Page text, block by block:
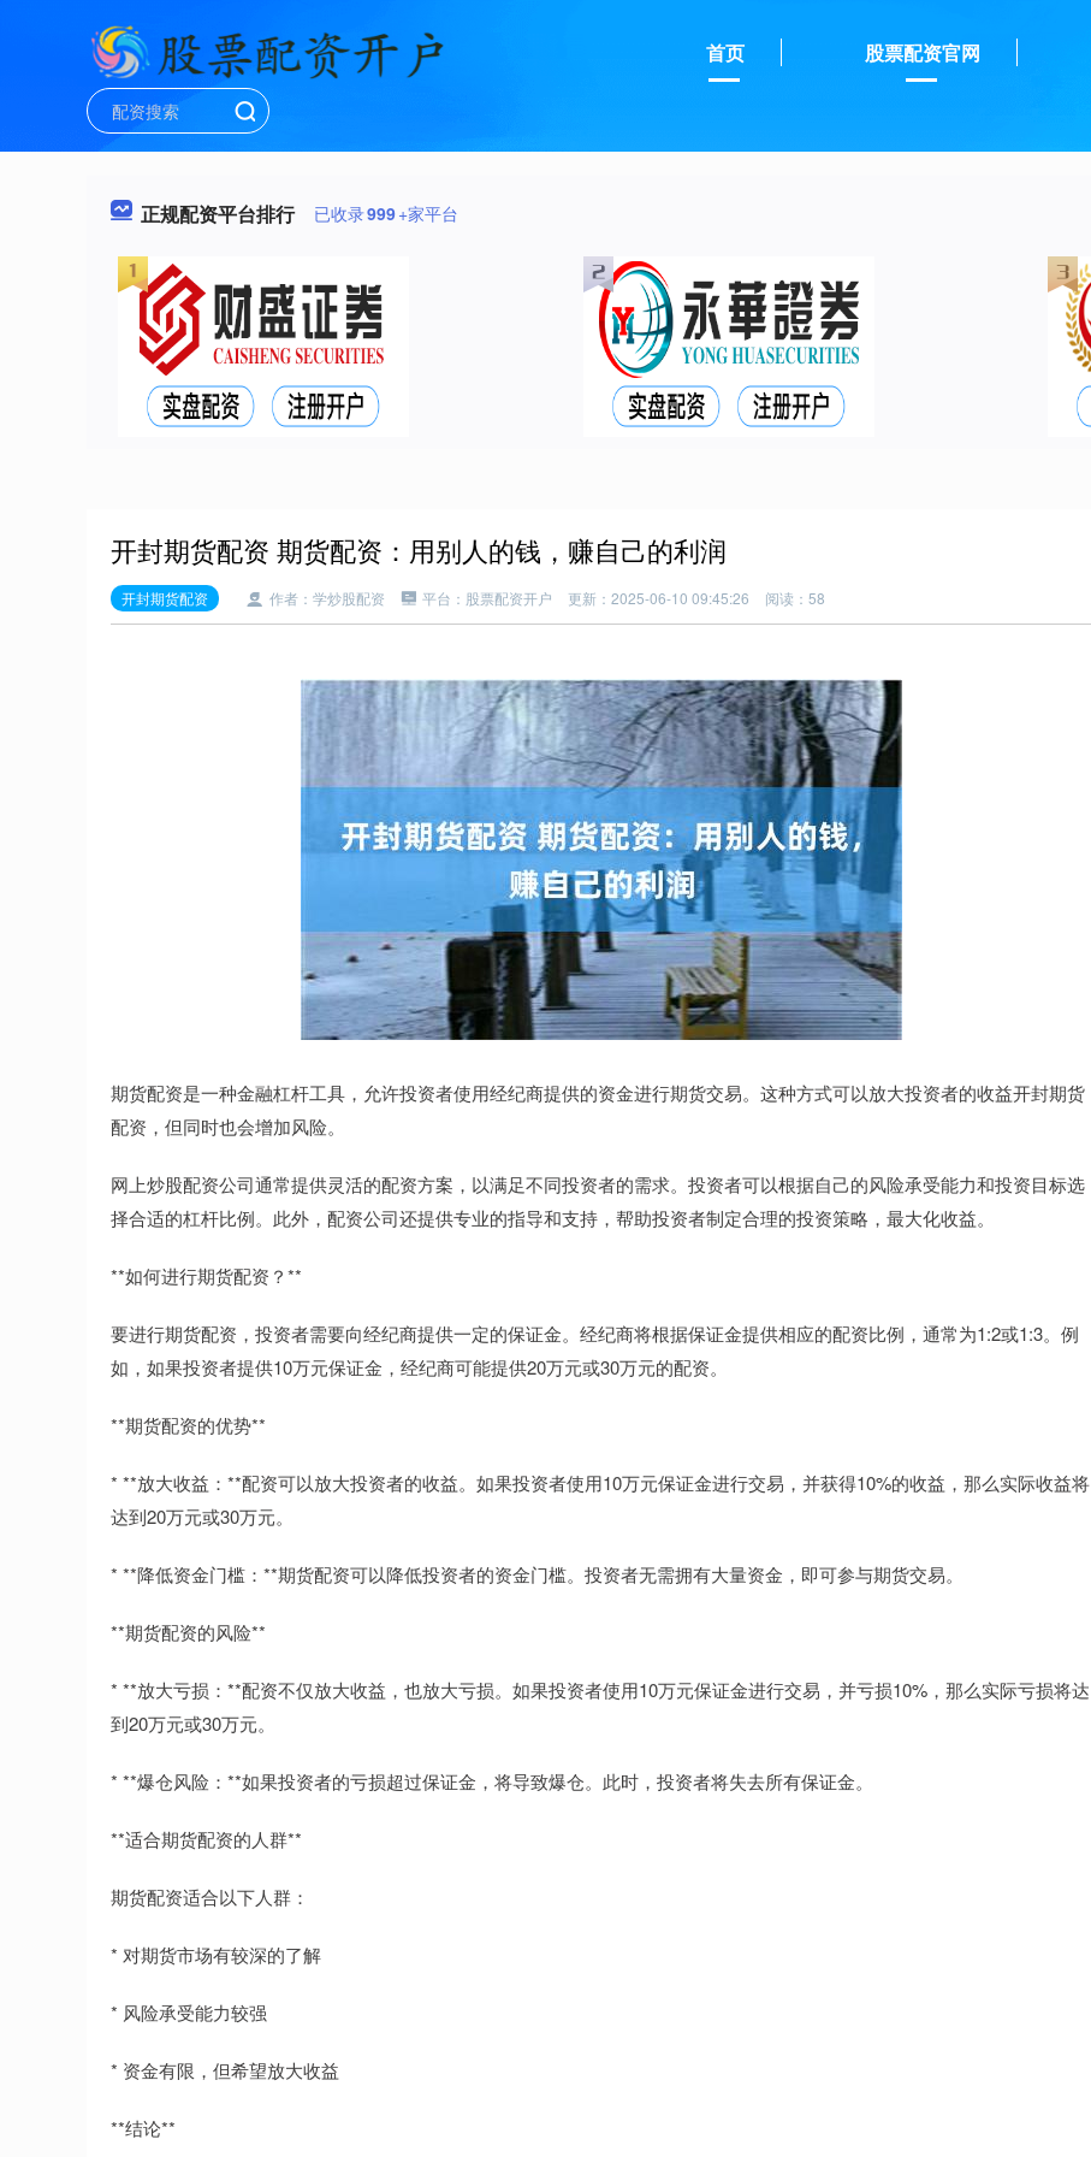
首页 股票配资官网
正规配资平台排行 已收录999+家平台
开封期货配资 期货配资：用别人的钱，赚自己的利润
开封期货配资 作者：学炒股配资 平台：股票配资开户 更新：2025-06-10 09:45:26 阅读：58
期货配资是一种金融杠杆工具，允许投资者使用经纪商提供的资金进行期货交易。这种方式可以放大投资者的收益开封期货
配资，但同时也会增加风险。
网上炒股配资公司通常提供灵活的配资方案，以满足不同投资者的需求。投资者可以根据自己的风险承受能力和投资目标选
择合适的杠杆比例。此外，配资公司还提供专业的指导和支持，帮助投资者制定合理的投资策略，最大化收益。
**如何进行期货配资？**
要进行期货配资，投资者需要向经纪商提供一定的保证金。经纪商将根据保证金提供相应的配资比例，通常为1:2或1:3。例
如，如果投资者提供10万元保证金，经纪商可能提供20万元或30万元的配资。
**期货配资的优势**
* **放大收益：**配资可以放大投资者的收益。如果投资者使用10万元保证金进行交易，并获得10%的收益，那么实际收益将
达到20万元或30万元。
* **降低资金门槛：**期货配资可以降低投资者的资金门槛。投资者无需拥有大量资金，即可参与期货交易。
**期货配资的风险**
* **放大亏损：**配资不仅放大收益，也放大亏损。如果投资者使用10万元保证金进行交易，并亏损10%，那么实际亏损将达
到20万元或30万元。
* **爆仓风险：**如果投资者的亏损超过保证金，将导致爆仓。此时，投资者将失去所有保证金。
**适合期货配资的人群**
期货配资适合以下人群：
* 对期货市场有较深的了解
* 风险承受能力较强
* 资金有限，但希望放大收益
**结论**